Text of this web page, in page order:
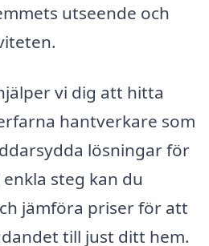
utseende och
vi dig att hitta
hantverkare som
lösningar för
steg kan du
jämföra priser för att
till just ditt hem.